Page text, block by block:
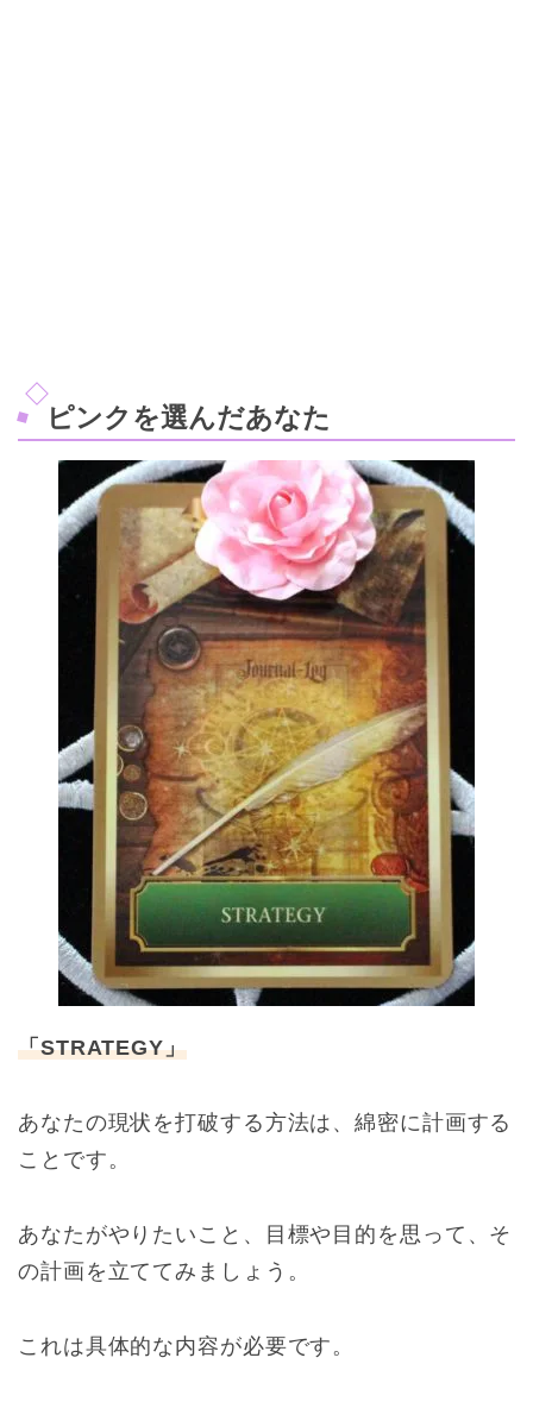
ピンクを選んだあなた
「STRATEGY」
あなたの現状を打破する方法は、綿密に計画する
ことです。
あなたがやりたいこと、目標や目的を思って、そ
の計画を立ててみましょう。
これは具体的な内容が必要です。